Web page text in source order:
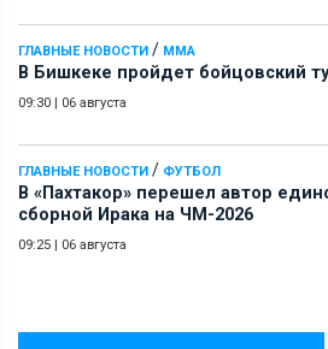
ГЛАВНЫЕ НОВОСТИ / ММА
В Бишкеке пройдет бойцовский
09:30 | 06 августа
ГЛАВНЫЕ НОВОСТИ / ФУТБОЛ
В «Пахтакор» перешел автор
сборной Ирака на ЧМ-2026
09:25 | 06 августа